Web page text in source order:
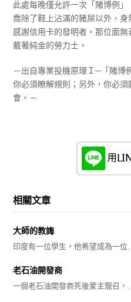
此處每晚僅允許一次「賭博例」
喬除了鞋上沾滿的豬屎以外，
感謝信用卡的發明者。那位面
戴著純金的勞力士。
－出自專業投機原理Ｉ─「賭博
你必須瞭解規則；另外，你必
會。－
相關文章
大師的教誨
印度有一位學生，他希望成為一位…
老石油開發商
一個老石油開發商死後蒙主寵召，…